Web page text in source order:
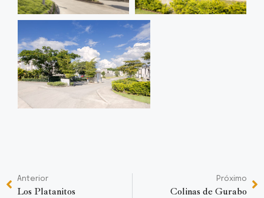
Anterior
Los Platanitos
Próximo
Colinas de Gurabo